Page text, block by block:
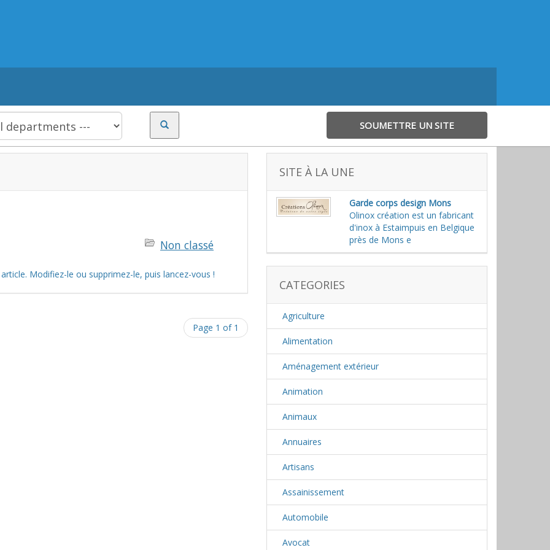
SOUMETTRE UN SITE
Non classé
Modifiez-le ou supprimez-le, puis lancez-vous !
Page 1 of 1
SITE À LA UNE
Garde corps design Mons
Olinox création est un fabricant
d'inox à Estaimpuis en Belgique
près de Mons e
CATEGORIES
Agriculture
Alimentation
Aménagement extérieur
Animation
Animaux
Annuaires
Artisans
Assainissement
Automobile
Avocat